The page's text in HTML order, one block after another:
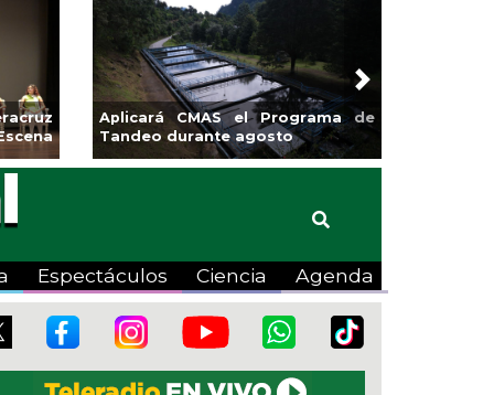
la
Continúa Coatza Vive el Verano
2026 con cine, actividades
lúdicas y expo
Next
Espectáculos Ciencia Agenda